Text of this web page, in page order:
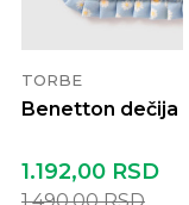
TORBE
Benetton dečija
1.192,00 RSD